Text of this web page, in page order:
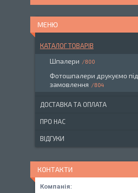
КАТАЛОГ ТОВАРІВ
Шпалери 800
Фотошпалери друкуємо під
замовлення
804
ДОСТАВКА ТА ОПЛАТА
ПРО НАС
ВІДГУКИ
КОНТАКТИ